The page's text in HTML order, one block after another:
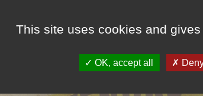
This site uses cookies and
OK, accept all